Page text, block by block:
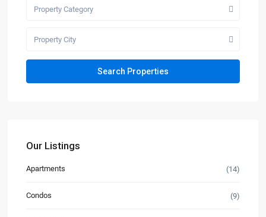
Property Category
Property City
Our Listings
Apartments (14)
Condos (9)